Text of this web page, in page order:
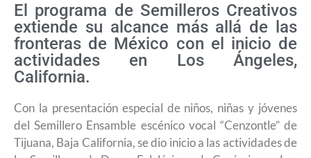
El programa de Semilleros Creativos
extiende su alcance más allá de las
fronteras de México con el inicio de
actividades en Los Ángeles,
California.
Con la presentación especial de niños, niñas y jóvenes
del Semillero Ensamble escénico vocal “Cenzontle” de
Tijuana, Baja California, se dio inicio a las actividades de